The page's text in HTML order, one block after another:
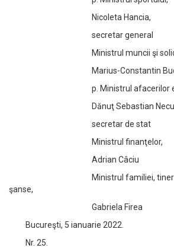
Nicoleta Hancia,
secretar general
Ministrul muncii şi
Marius-Constantin
p. Ministrul afacerilor
Dănuţ Sebastian
secretar de stat
Ministrul finanţelor,
Adrian Câciu
Ministrul familiei, tineretului
şanse,
Gabriela Firea
Bucureşti, 5 ianuarie 2022.
Nr. 25.